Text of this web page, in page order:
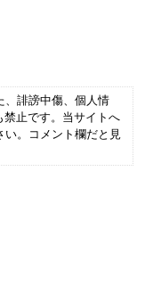
、誹謗中傷、個人情
禁止です。当サイトへ
い。コメント欄だと見